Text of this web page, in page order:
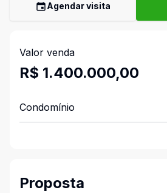
Agendar visita
Valor venda
R$ 1.400.000,00
Condomínio
Proposta